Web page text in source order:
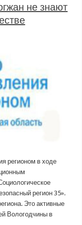
не знают
регионом в ходе
регион 35».
Это активные
Вологодчины в